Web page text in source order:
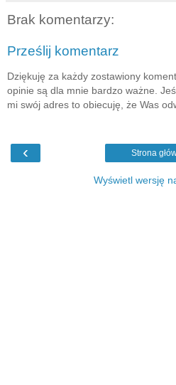
Brak komentarzy:
Prześlij komentarz
Dziękuję za każdy zostawiony
opinie są dla mnie bardzo ważne.
mi swój adres to obiecuję, że Was
‹ Strona
Wyświetl wersję